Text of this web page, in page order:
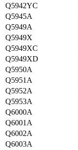
Q5942YC
Q5945A
Q5949A
Q5949X
Q5949XC
Q5949XD
Q5950A
Q5951A
Q5952A
Q5953A
Q6000A
Q6001A
Q6002A
Q6003A